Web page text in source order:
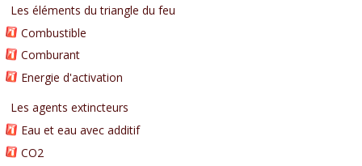
Les éléments du triangle du feu
Combustible
Comburant
Energie d'activation
Les agents extincteurs
Eau et eau avec additif
CO2